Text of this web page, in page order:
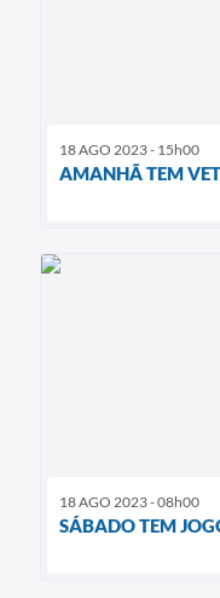
18 AGO 2023 - 15h00
AMANHÃ TEM
18 AGO 2023 - 08h00
SÁBADO TEM